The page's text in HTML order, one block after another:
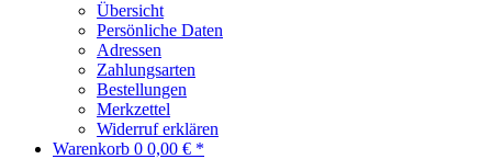
Übersicht
Persönliche Daten
Adressen
Zahlungsarten
Bestellungen
Merkzettel
Widerruf erklären
Warenkorb 0 0,00 € *